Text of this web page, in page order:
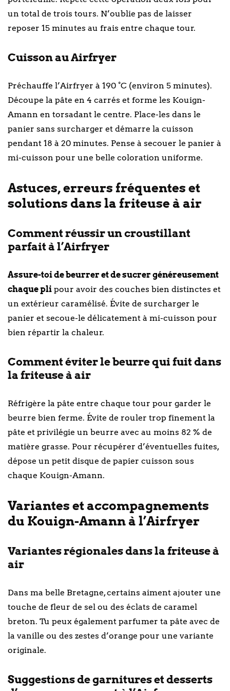
un total de trois tours. N’oublie pas de laisser
reposer 15 minutes au frais entre chaque tour.
Cuisson au Airfryer
Préchauffe l’Airfryer à 190 °C (environ 5 minutes).
Découpe la pâte en 4 carrés et forme les Kouign-
Amann en torsadant le centre. Place-les dans le
panier sans surcharger et démarre la cuisson
pendant 18 à 20 minutes. Pense à secouer le panier à
mi-cuisson pour une belle coloration uniforme.
Astuces, erreurs fréquentes et
solutions dans la friteuse à air
Comment réussir un croustillant
parfait à l’Airfryer
Assure-toi de beurrer et de sucrer généreusement
chaque pli pour avoir des couches bien distinctes et
un extérieur caramélisé. Évite de surcharger le
panier et secoue-le délicatement à mi-cuisson pour
bien répartir la chaleur.
Comment éviter le beurre qui fuit dans
la friteuse à air
Réfrigère la pâte entre chaque tour pour garder le
beurre bien ferme. Évite de rouler trop finement la
pâte et privilégie un beurre avec au moins 82 % de
matière grasse. Pour récupérer d’éventuelles fuites,
dépose un petit disque de papier cuisson sous
chaque Kouign-Amann.
Variantes et accompagnements
du Kouign-Amann à l’Airfryer
Variantes régionales dans la friteuse à
air
Dans ma belle Bretagne, certains aiment ajouter une
touche de fleur de sel ou des éclats de caramel
breton. Tu peux également parfumer ta pâte avec de
la vanille ou des zestes d’orange pour une variante
originale.
Suggestions de garnitures et desserts